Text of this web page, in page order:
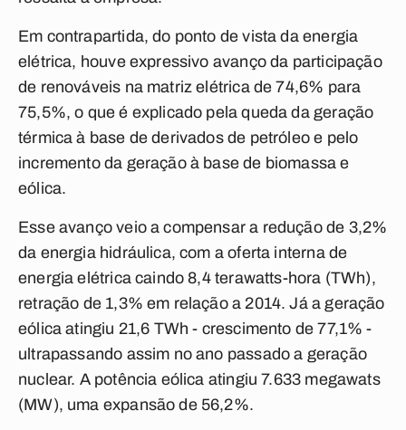
Em contrapartida, do ponto de vista da energia
elétrica, houve expressivo avanço da participação
de renováveis na matriz elétrica de 74,6% para
75,5%, o que é explicado pela queda da geração
térmica à base de derivados de petróleo e pelo
incremento da geração à base de biomassa e
eólica.
Esse avanço veio a compensar a redução de 3,2%
da energia hidráulica, com a oferta interna de
energia elétrica caindo 8,4 terawatts-hora (TWh),
retração de 1,3% em relação a 2014. Já a geração
eólica atingiu 21,6 TWh - crescimento de 77,1% -
ultrapassando assim no ano passado a geração
nuclear. A potência eólica atingiu 7.633 megawats
(MW), uma expansão de 56,2%.